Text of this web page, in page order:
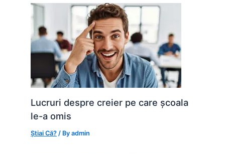
Lucruri despre creier pe care școala
le-a omis
Știai Că? / Byadmin